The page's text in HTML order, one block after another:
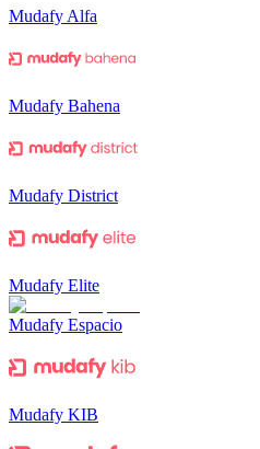
Mudafy Alfa
Mudafy Bahena
Mudafy District
Mudafy Elite
Mudafy Espacio
Mudafy KIB